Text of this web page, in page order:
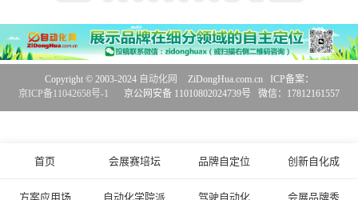
首页 会展赛培坛 品牌自定位 创新自化成
方案应用场 自动化学院派 驾驶自动化 会展品牌秀
Copyright © 2003-2024 自动化网
ZiDongHua.com.cn ICP备案：
京ICP备11042658号-1
京公网安备 11010802024739号 微信：17812161557